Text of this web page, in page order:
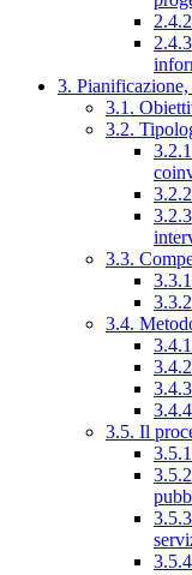
3. Pianificazione,
3.1.
3.2.
3.3.
3.4.
3.5. Il